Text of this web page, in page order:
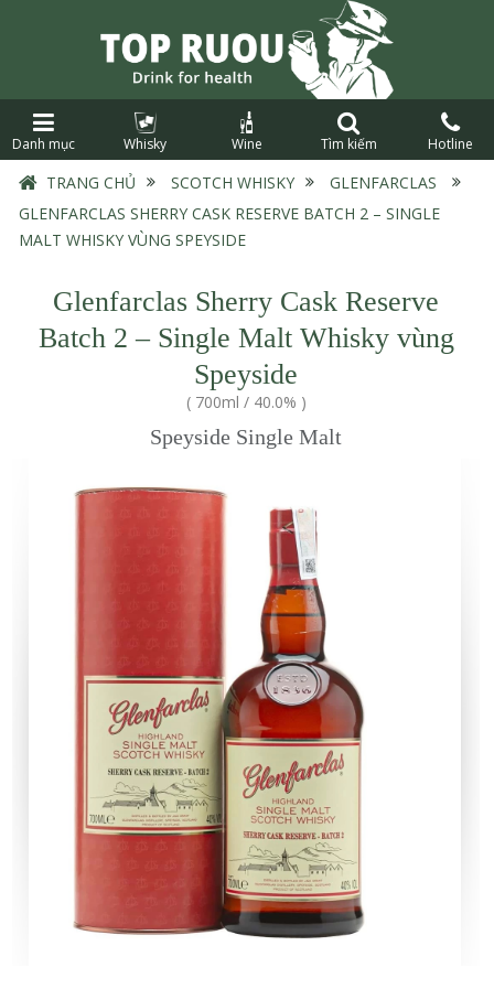
Danh mục Whisky Wine Tìm kiếm Hotline
TRANG CHỦ › SCOTCH WHISKY › GLENFARCLAS
›
GLENFARCLAS SHERRY CASK RESERVE BATCH 2 – SINGLE
MALT WHISKY VÙNG SPEYSIDE
Glenfarclas Sherry Cask Reserve
Batch 2 – Single Malt Whisky vùng
Speyside
( 700ml / 40.0% )
Speyside Single Malt